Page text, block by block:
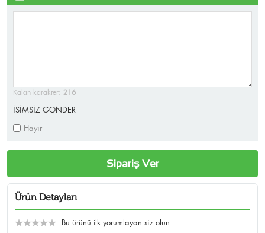
Kalan karakter: 216
İSİMSİZ GÖNDER
Hayır
Sipariş Ver
Ürün Detayları
Bu ürünü ilk yorumlayan siz olun